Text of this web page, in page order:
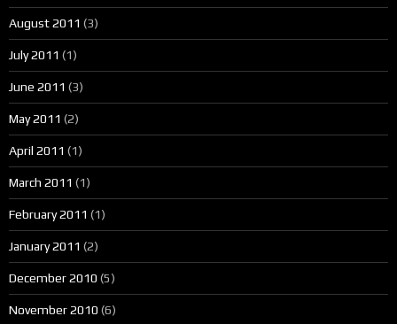
August 2011 (3)
July 2011 (1)
June 2011 (3)
May 2011 (2)
April 2011 (1)
March 2011 (1)
February 2011 (1)
January 2011 (2)
December 2010 (5)
November 2010 (6)